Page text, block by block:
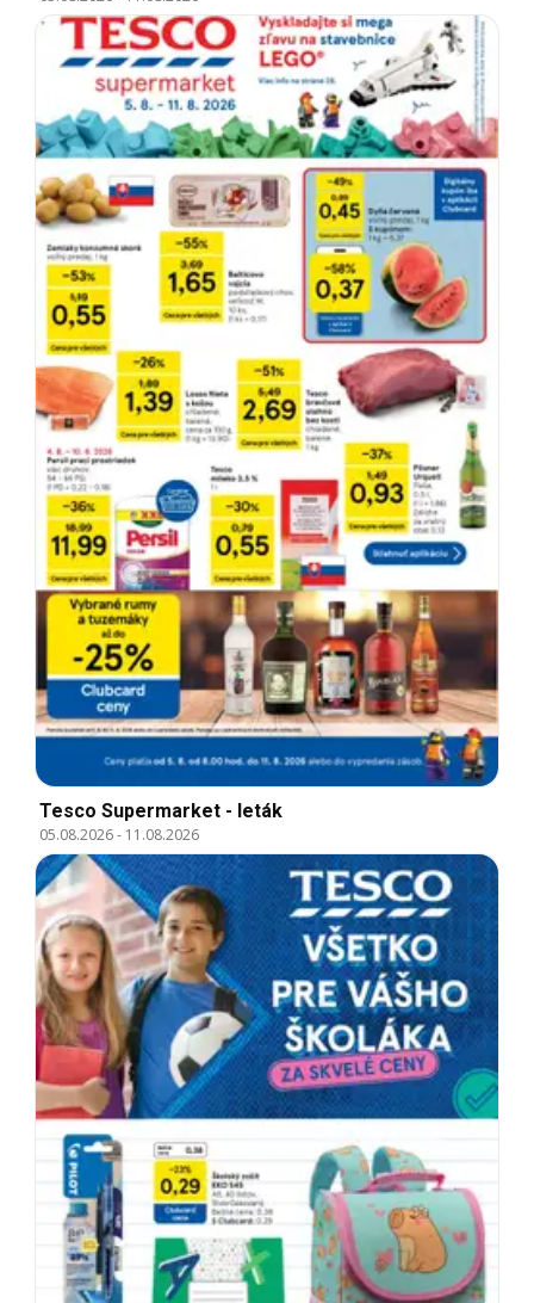
Tesco Supermarket - leták
05.08.2026- 11.08.2026